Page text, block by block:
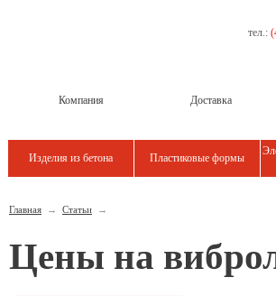
тел.:
Компания Доставка
Изделия из бетона Пластиковые формы
Главная → Статьи →
Цены на